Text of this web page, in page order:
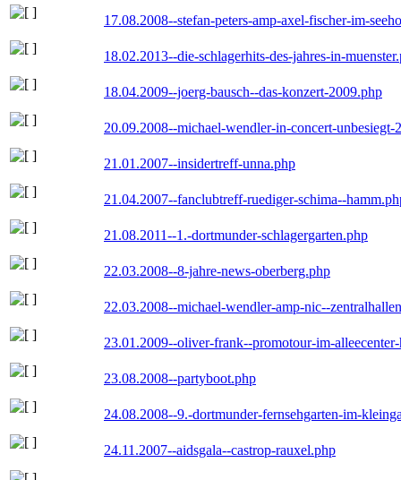
17.08.2008--stefan-peters-amp-axel-fischer-im-
18.02.2013--die-schlagerhits-des-jahres-in-
18.04.2009--joerg-bausch--das-konzert-2009.php
20.09.2008--michael-wendler-in-concert-unbesiegt-
21.01.2007--insidertreff-unna.php
21.04.2007--fanclubtreff-ruediger-schima--
21.08.2011--1.-dortmunder-schlagergarten.php
22.03.2008--8-jahre-news-oberberg.php
22.03.2008--michael-wendler-amp-nic--
23.01.2009--oliver-frank--promotour-im-
23.08.2008--partyboot.php
24.08.2008--9.-dortmunder-fernsehgarten-im-
24.11.2007--aidsgala--castrop-rauxel.php